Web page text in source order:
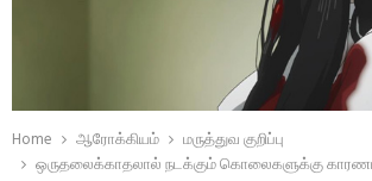
Home ஆரோக்கியம்
மருத்துவ குறிப்பு
ஒருதலைக்காதலால் நடக்கும் கொலைகளுக்கு